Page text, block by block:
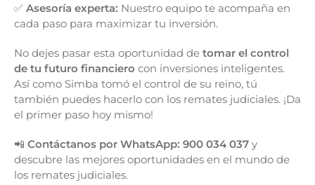
✅ Asesoría experta: Nuestro equipo te acompaña en
cada paso para maximizar tu inversión.
No dejes pasar esta oportunidad de tomar el control
de tu futuro financiero con inversiones inteligentes.
Así como Simba tomó el control de su reino, tú
también puedes hacerlo con los remates judiciales. ¡Da
el primer paso hoy mismo!
📲 Contáctanos por WhatsApp: 900 034 037 y
descubre las mejores oportunidades en el mundo de
los remates judiciales.